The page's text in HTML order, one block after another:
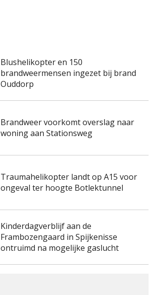
Blushelikopter en 150
brandweermensen ingezet bij brand
Ouddorp
Brandweer voorkomt overslag naar
woning aan Stationsweg
Traumahelikopter landt op A15 voor
ongeval ter hoogte Botlektunnel
Kinderdagverblijf aan de
Frambozengaard in Spijkenisse
ontruimd na mogelijke gaslucht